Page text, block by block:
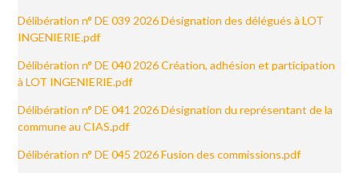
Délibération n° DE 039 2026 Désignation des délégués à LOT
INGENIERIE.pdf
Délibération n° DE 040 2026 Création, adhésion et participation
à LOT INGENIERIE.pdf
Délibération n° DE 041 2026 Désignation du représentant de la
commune au CIAS.pdf
Délibération n° DE 045 2026 Fusion des commissions.pdf